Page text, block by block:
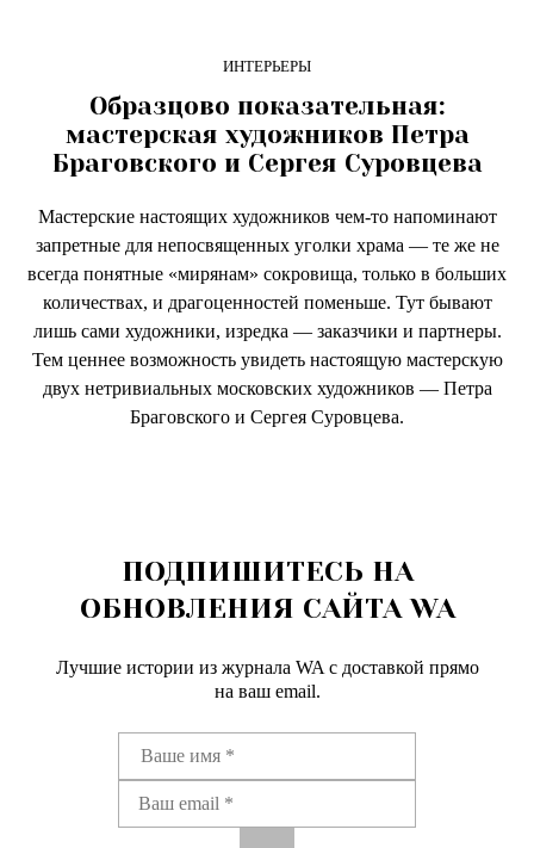
ИНТЕРЬЕРЫ
Образцово показательная:
мастерская художников Петра
Браговского и Сергея Суровцева
Мастерские настоящих художников чем-то напоминают
запретные для непосвященных уголки храма — те же не
всегда понятные «мирянам» сокровища, только в больших
количествах, и драгоценностей поменьше. Тут бывают
лишь сами художники, изредка — заказчики и партнеры.
Тем ценнее возможность увидеть настоящую мастерскую
двух нетривиальных московских художников — Петра
Браговского и Сергея Суровцева.
ПОДПИШИТЕСЬ НА
ОБНОВЛЕНИЯ САЙТА WA
Лучшие истории из журнала WA c доставкой прямо
на ваш email.